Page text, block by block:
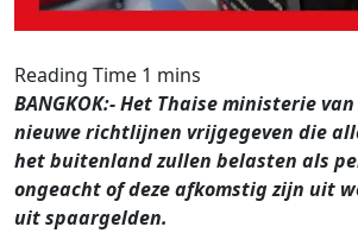
BANGKOK:- Het Thaise ministerie
nieuwe richtlijnen vrijgegeven die
het buitenland zullen belasten als
ongeacht of deze afkomstig zijn uit
uit spaargelden.